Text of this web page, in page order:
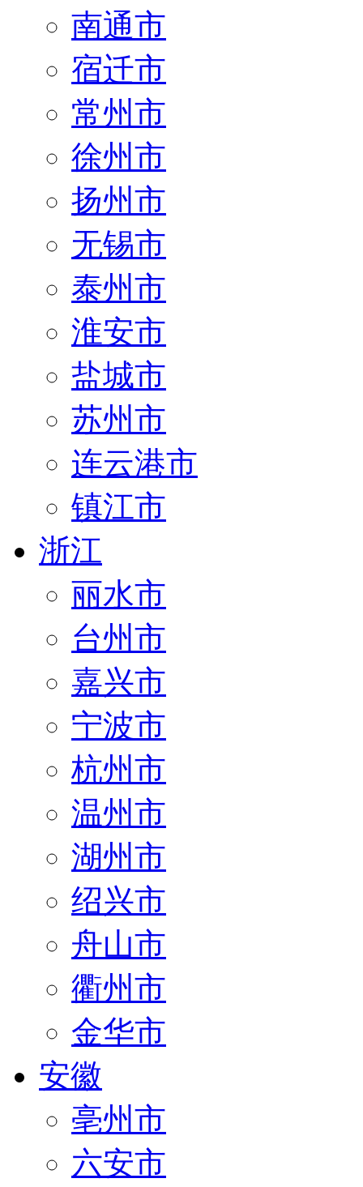
南通市
宿迁市
常州市
徐州市
扬州市
无锡市
泰州市
淮安市
盐城市
苏州市
连云港市
镇江市
浙江
丽水市
台州市
嘉兴市
宁波市
杭州市
温州市
湖州市
绍兴市
舟山市
衢州市
金华市
安徽
亳州市
六安市